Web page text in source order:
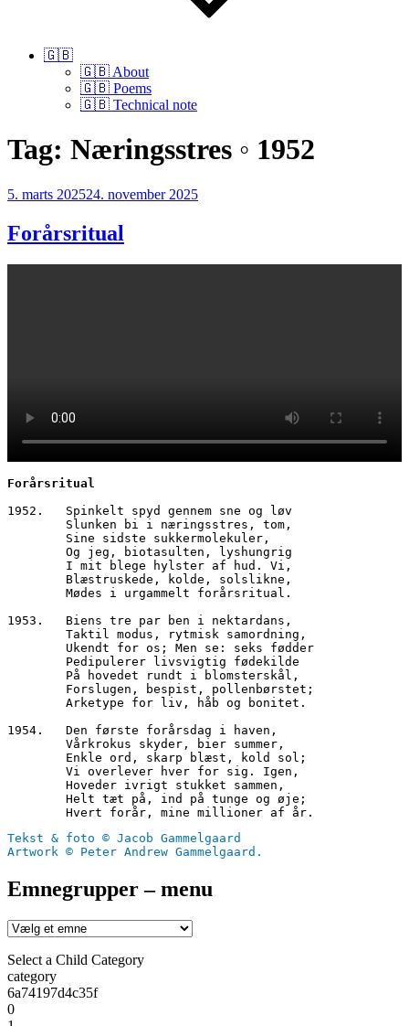
🇬🇧
🇬🇧 About
🇬🇧 Poems
🇬🇧 Technical note
Tag: Næringsstres ◦ 1952
Udgivet
5. marts 202524. november 2025
Forårsritual
Forårsritual
1952.	Spinkelt spyd gennem sne og løv
        Slunken bi i næringsstres, tom,
        Sine sidste sukkermolekuler,
        Og jeg, biotasulten, lyshungrig
        I mit blege hylster af hud. Vi,
        Blæstruskede, kolde, solslikne,
        Mødes i urgammelt forårsritual.
1953.	Biens tre par ben i nektardans,
        Taktil modus, rytmisk samordning,
        Ukendt for os; Men se: seks fødder
        Pedipulerer livsvigtig fødekilde
        På hovedet rundt i blomsterskål,
        Forslugen, bespist, pollenbørstet;
        Arketype for liv, håb og bonitet.
1954.	Den første forårsdag i haven,
        Vårkrokus skyder, bier summer,
        Enkle ord, skarp blæst, kold sol;
        Vi overlever hver for sig. Igen,
        Hoveder ivrigt stukket sammen,
        Helt tæt på, ind på tunge og øje;
        Hvert forår, mine millioner af år.
Tekst & foto © Jacob Gammelgaard
Artwork © Peter Andrew Gammelgaard.
Emnegrupper – menu
Select a Child Category
category
6a74197d4c35f
0